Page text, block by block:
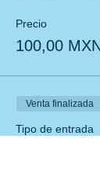
Precio
100,00
Venta finalizada
Tipo de entrada